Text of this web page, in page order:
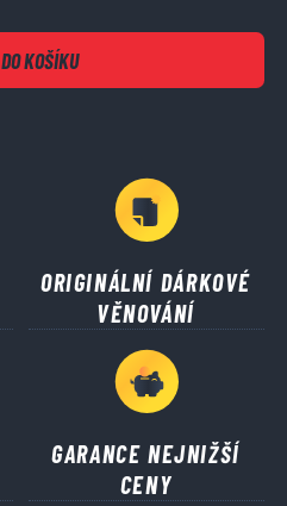
DO KOŠÍKU
ORIGINÁLNÍ DÁRKOVÉ
VĚNOVÁNÍ
GARANCE NEJNIŽŠÍ
CENY